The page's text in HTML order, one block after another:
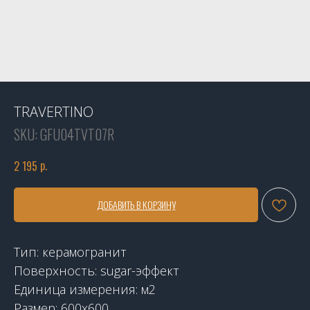
TRAVERTINO
SKU:GFU04TVT07R
2 195 р.
ДОБАВИТЬ В КОРЗИНУ
Тип: керамогранит
Поверхность: sugar-эффект
Единица измерения: м2